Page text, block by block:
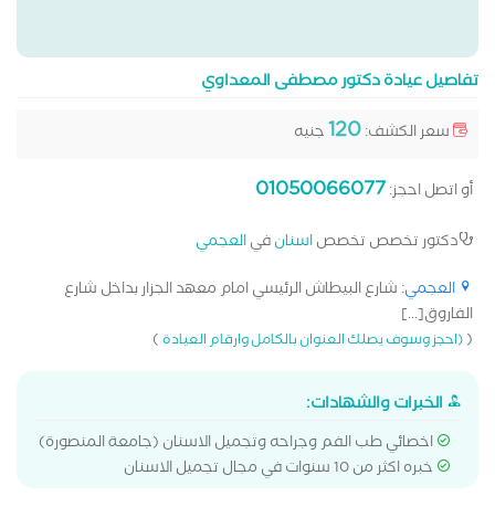
تفاصيل عيادة دكتور مصطفى المعداوي
سعر الكشف:120جنيه
أو اتصل احجز:01050066077
دكتور تخصص تخصصاسنانفيالعجمي
العجمي: شارع البيطاش الرئيسي امام معهد الجزار بداخل شارع
الفاروق[...]
((احجز وسوف يصلك العنوان بالكامل وارقام العيادة)
الخبرات والشهادات:
اخصائي طب الفم وجراحه وتجميل الاسنان (جامعة المنصورة)
خبره اكثر من 10 سنوات في مجال تجميل الاسنان